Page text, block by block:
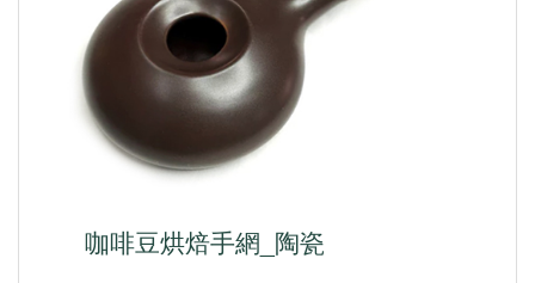
咖啡豆烘焙手網_陶瓷